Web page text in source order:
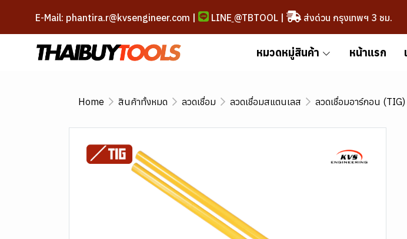
E-Mail: phantira.r@kvsengineer.com | LINE @TBTOOL| ส่งด่วน กรุงเทพฯ 3 ชม.
หมวดหมู่สินค้า หน้าแรก
Home สินค้าทั้งหมด ลวดเชื่อม ลวดเชื่อมสแตนเลส ลวดเชื่อมอาร์กอน (TIG)